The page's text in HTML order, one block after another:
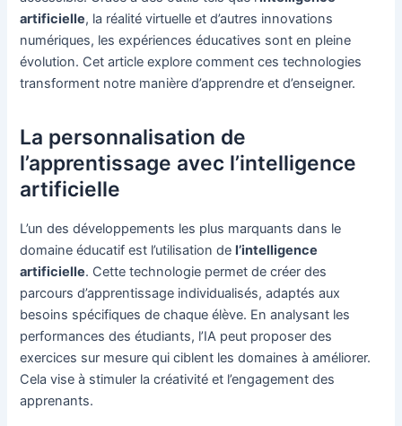
artificielle, la réalité virtuelle et d’autres innovations
numériques, les expériences éducatives sont en pleine
évolution. Cet article explore comment ces technologies
transforment notre manière d’apprendre et d’enseigner.
La personnalisation de
l’apprentissage avec l’intelligence
artificielle
L’un des développements les plus marquants dans le
domaine éducatif est l’utilisation del’intelligence
artificielle. Cette technologie permet de créer des
parcours d’apprentissage individualisés, adaptés aux
besoins spécifiques de chaque élève. En analysant les
performances des étudiants, l’IA peut proposer des
exercices sur mesure qui ciblent les domaines à améliorer.
Cela vise à stimuler la créativité et l’engagement des
apprenants.